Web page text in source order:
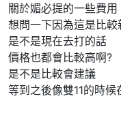
關於媚必提的一些費用
想問一下因為這是比較
是不是現在去打的話
價格也都會比較高啊?
是不是比較會建議
等到之後像雙11的時候